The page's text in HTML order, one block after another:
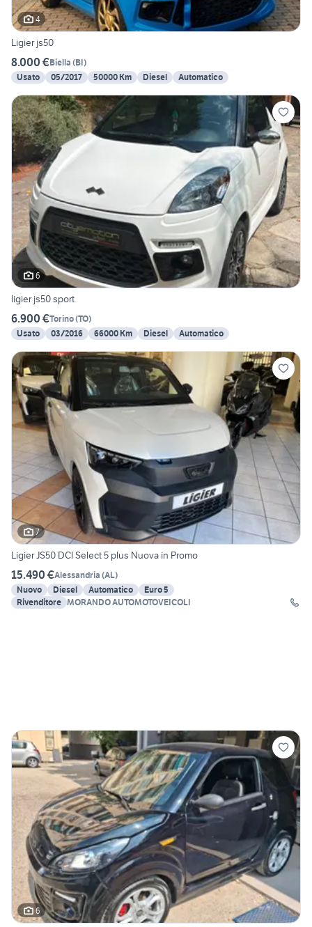
4
Ligier js50
8.000 €Biella (BI)
Usato
05/2017 50000 Km Diesel Automatico
6
ligier js50 sport
6.900 €Torino(TO)
Usato
03/2016 66000 Km Diesel Automatico
7
Ligier JS50 DCI Select 5 plus Nuova in Promo
15.490 €Alessandria (AL)
Nuovo
Diesel Automatico
Euro 5
Rivenditore MORANDO AUTOMOTOVEICOLI
6